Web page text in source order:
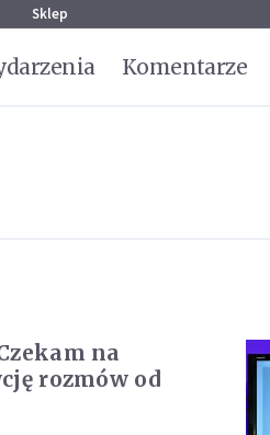
Sklep
Komentarze
na
rozmów od